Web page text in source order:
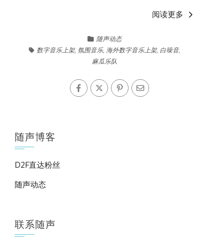
阅读更多
随声动态
数字音乐上架, 氛围音乐, 海外数字音乐上架, 白噪音,
麻瓜乐队
随声博客
D2F直达粉丝
随声动态
联系随声